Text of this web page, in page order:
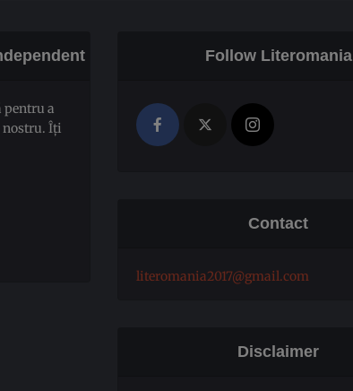
pentru a
Îți
Follow Literomania
Contact
literomania2017@gmail.com
Disclaimer